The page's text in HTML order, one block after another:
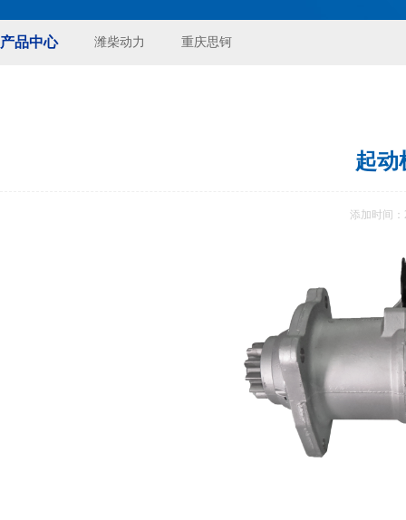
产品中心 潍柴动力 重庆思钶
起动
添加时间